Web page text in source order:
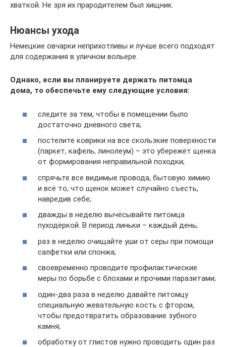
хваткой. Не зря их прародителем был хищник.
Нюансы ухода
Немецкие овчарки неприхотливы и лучше всего подходят
для содержания в уличном вольере.
Однако, если вы планируете держать питомца
дома, то обеспечьте ему следующие условия:
следите за тем, чтобы в помещении было
достаточно дневного света;
постелите коврики на все скользкие поверхности
(паркет, кафель, линолеум) – это убережёт щенка
от формирования неправильной походки;
спрячьте все видимые провода, бытовую химию
и всё то, что щенок может случайно съесть,
навредив себе;
дважды в неделю вычёсывайте питомца
пуходёркой. В период линьки – каждый день;
раз в неделю очищайте уши от серы при помощи
салфетки или спонжа;
своевременно проводите профилактические
меры по борьбе с блохами и прочими паразитами;
один-два раза в неделю давайте питомцу
специальную жевательную кость с фтором,
чтобы предотвратить образование зубного
камня;
обработку от глистов нужно проводить один раз